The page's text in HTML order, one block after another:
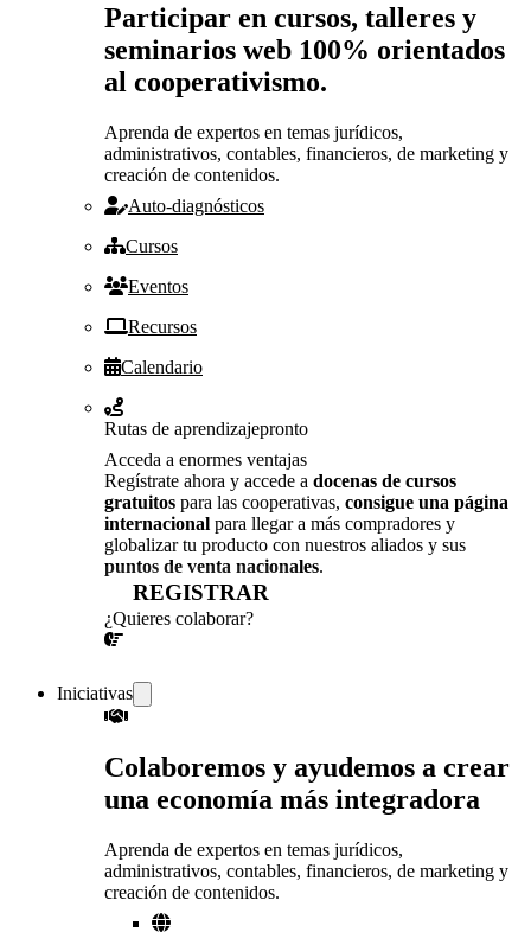
Participar en cursos, talleres y
seminarios web 100% orientados
al cooperativismo.
Aprenda de expertos en temas jurídicos,
administrativos, contables, financieros, de marketing y
creación de contenidos.
Auto-diagnósticos
Cursos
Eventos
Recursos
Calendario
Rutas de aprendizajepronto
Acceda a enormes ventajas
Regístrate ahora y accede a docenas de cursos
gratuitos para las cooperativas, consigue una página
internacional para llegar a más compradores y
globalizar tu producto con nuestros aliados y sus
puntos de venta nacionales.
REGISTRAR
¿Quieres colaborar?
Iniciativas
Colaboremos y ayudemos a crear
una economía más integradora
Aprenda de expertos en temas jurídicos,
administrativos, contables, financieros, de marketing y
creación de contenidos.